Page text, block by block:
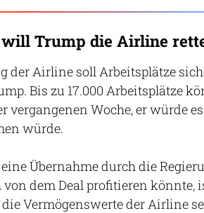
Trump die Airline
der Airline soll Arbeitsplätze
Bis zu 17.000 Arbeitsplätze
vergangenen Woche, er würde
würde.
Übernahme durch die
dem Deal profitieren könnte,
Vermögenswerte der Airline